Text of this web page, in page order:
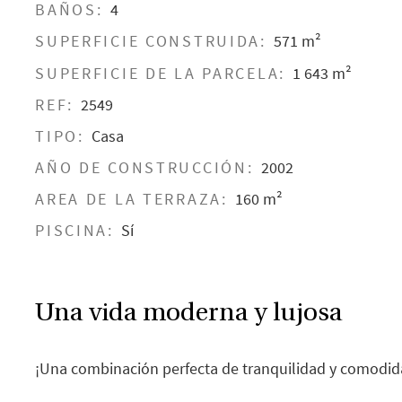
BAÑOS: 4
SUPERFICIE CONSTRUIDA: 571 m²
SUPERFICIE DE LA PARCELA:
1 643 m²
REF: 2549
TIPO: Casa
AÑO DE CONSTRUCCIÓN: 2002
AREA DE LA TERRAZA: 160 m²
PISCINA: Sí
Una vida moderna y lujosa
¡Una combinación perfecta de tranquilidad y